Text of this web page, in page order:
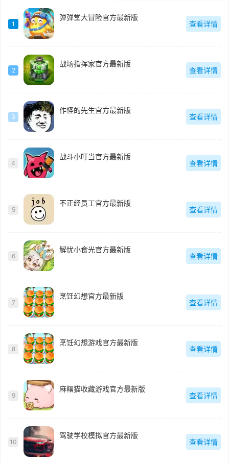
1
弹弹堂大冒险官方最新版
查看详情
2
战场指挥家官方最新版
查看详情
3
作怪的先生官方最新版
查看详情
4
战斗小叮当官方最新版
查看详情
5
不正经员工官方最新版
查看详情
6
解忧小食光官方最新版
查看详情
7
烹饪幻想官方最新版
查看详情
8
烹饪幻想游戏官方最新版
查看详情
9
麻糬猫收藏游戏官方最新版
查看详情
10
驾驶学校模拟官方最新版
查看详情